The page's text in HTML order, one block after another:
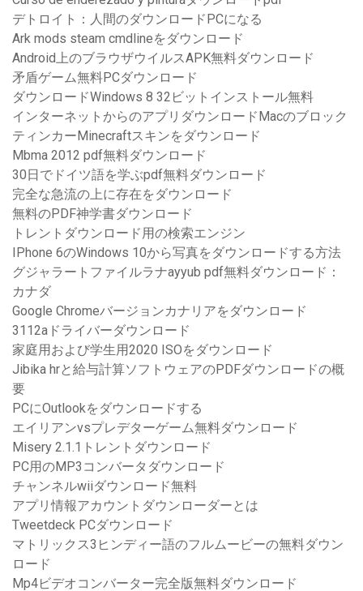
デトロイト：人間のダウンロードPCになる
Ark mods steam cmdlineをダウンロード
Android上のブラウザウイルスAPK無料ダウンロード
矛盾ゲーム無料PCダウンロード
ダウンロードWindows 8 32ビットインストール無料
インターネットからのアプリダウンロードMacのブロック
ティンカーMinecraftスキンをダウンロード
Mbma 2012 pdf無料ダウンロード
30日でドイツ語を学ぶpdf無料ダウンロード
完全な急流の上に存在をダウンロード
無料のPDF神学書ダウンロード
トレントダウンロード用の検索エンジン
IPhone 6のWindows 10から写真をダウンロードする方法
グジャラートファイルラナayyub pdf無料ダウンロード：
カナダ
Google Chromeバージョンカナリアをダウンロード
3112aドライバーダウンロード
家庭用および学生用2020 ISOをダウンロード
Jibika hrと給与計算ソフトウェアのPDFダウンロードの概
要
PCにOutlookをダウンロードする
エイリアンvsプレデターゲーム無料ダウンロード
Misery 2.1.1トレントダウンロード
PC用のMP3コンバータダウンロード
チャンネルwiiダウンロード無料
アプリ情報アカウントダウンローダーとは
Tweetdeck PCダウンロード
マトリックス3ヒンディー語のフルムービーの無料ダウン
ロード
Mp4ビデオコンバーター完全版無料ダウンロード